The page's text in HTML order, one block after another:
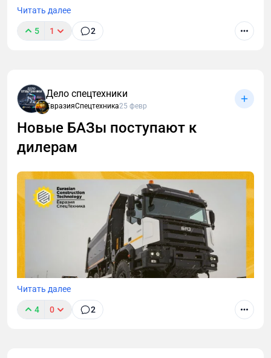
Читать далее
5 1 2
Дело спецтехники
ЕвразияСпецтехника25 февр
Новые БАЗы поступают к
дилерам
Читать далее
4 0 2